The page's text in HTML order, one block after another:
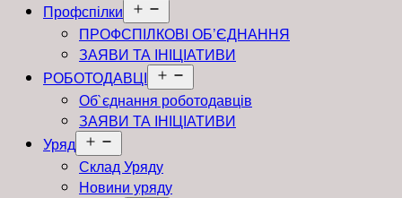
Профспілки
меню
ПРОФСПІЛКОВІ ОБ’ЄДНАННЯ
ЗАЯВИ ТА ІНІЦІАТИВИ
РОБОТОДАВЦІ
меню
Об`єднання роботодавців
ЗАЯВИ ТА ІНІЦІАТИВИ
Уряд
меню
Склад Уряду
Новини уряду